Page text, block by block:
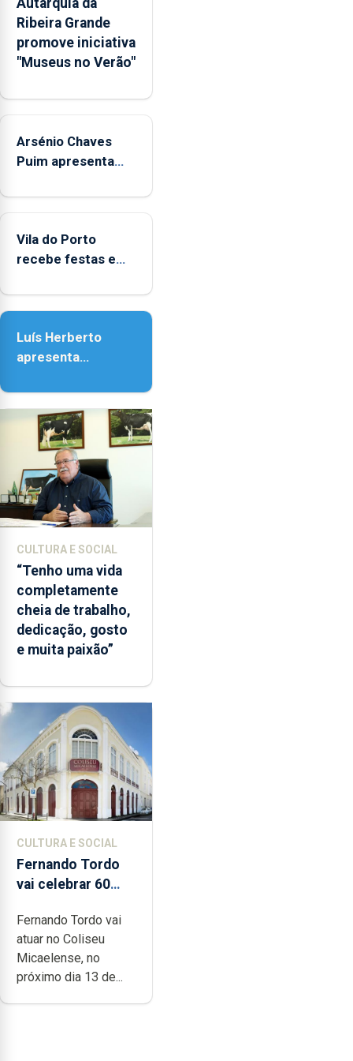
na
Rede
Municipal
de
aos
durante
o
de
entre
as
e
as
18h00.
Ribeira Grande
promove iniciativa
"Museus no Verão"
Arsénio Chaves
Puim apresenta
de Vila do Porto
Vila do Porto
recebe festas em
Senhora da
Luís Herberto
apresenta
Paisagem’
CULTURA E SOCIAL
“Tenho uma vida
completamente
cheia de trabalho,
dedicação, gosto
e muita paixão”
CULTURA E SOCIAL
Fernando Tordo
vai celebrar 60
no Coliseu
Micaelense
Fernando Tordo vai
atuar no Coliseu
Micaelense, no
próximo dia 13 de...